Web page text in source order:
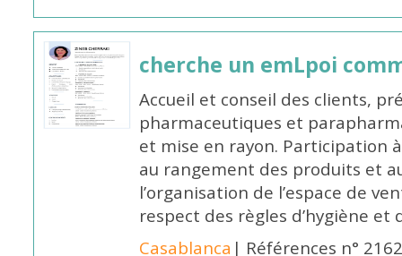
cherche un emLpoi
Accueil et conseil des clients,
pharmaceutiques et
et mise en rayon. Participation
au rangement des produits et
l’organisation de l’espace de
respect des règles d’hygiène et
Casablanca | Références n°